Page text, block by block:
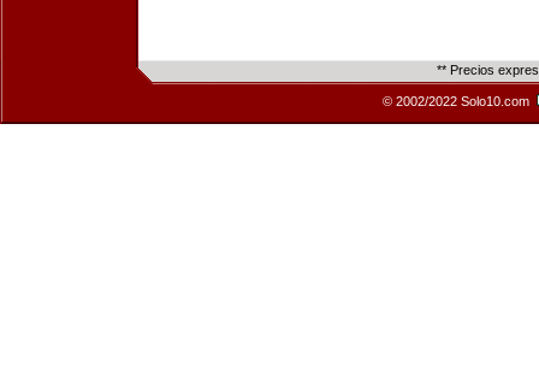
** Precios
© 2002/2022 Solo10.com